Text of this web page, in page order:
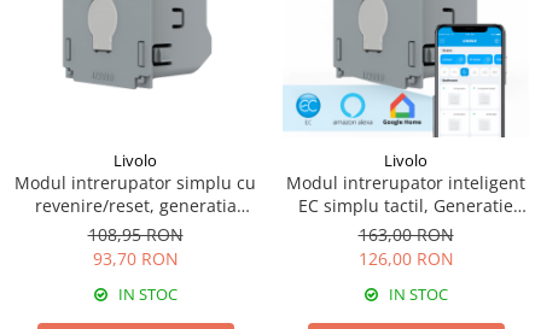
Livolo
Modul intrerupator simplu cu
revenire/reset, generatia
noua
108,95 RON
93,70 RON
IN STOC
Livolo
Modul intrerupator inteligent
EC simplu tactil, Generatie
Noua
163,00 RON
126,00 RON
IN STOC